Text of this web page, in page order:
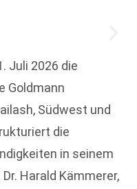
Juli 2026 die
Goldmann
Südwest und
die
in seinem
Harald Kämmerer,